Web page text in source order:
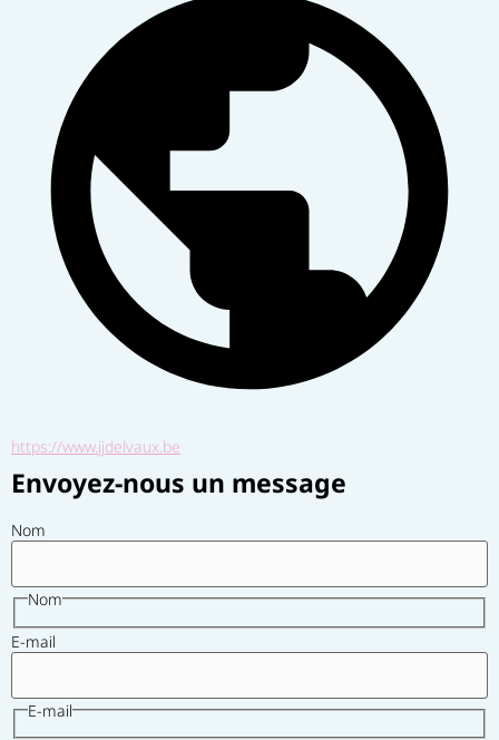
https://www.jjdelvaux.be
Envoyez-nous un message
Nom
Nom
E-mail
E-mail